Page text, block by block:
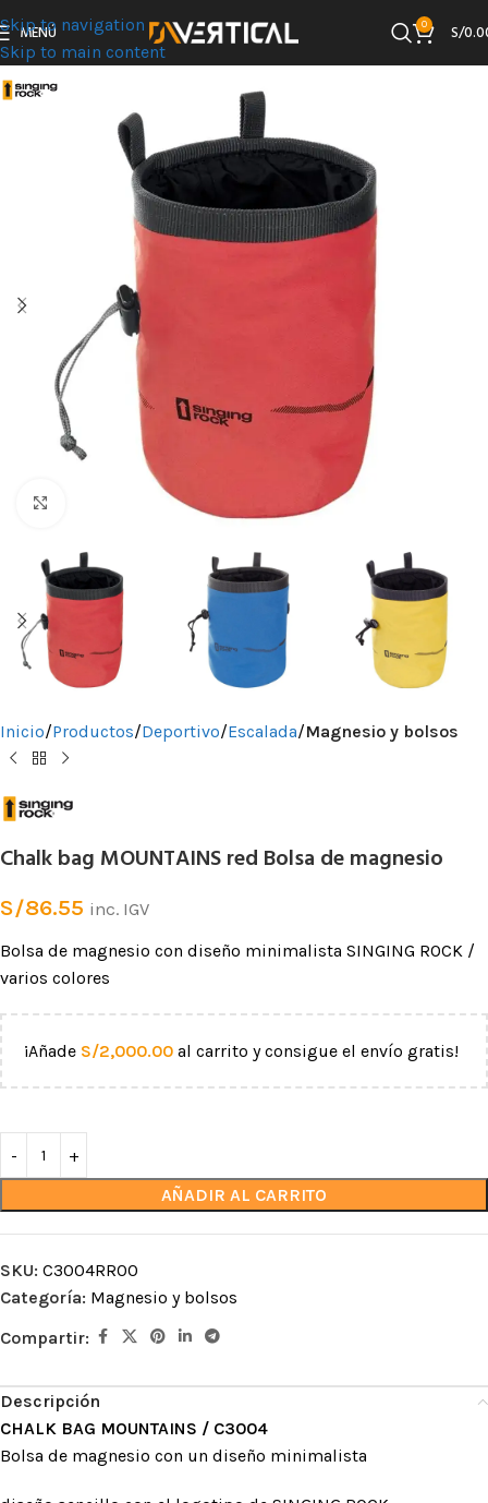
Skip to navigation
Skip to main content
MENÚ 0 S/
Clic para ampliar
Inicio Productos Deportivo Escalada Magnesio y bolsos
Chalk bag MOUNTAINS red Bolsa de magnesio
S/86.55 inc. IGV
Bolsa de magnesio con diseño minimalista SINGING ROCK /
varios colores
¡Añade S/2,000.00 al carrito y consigue el envío gratis!
AÑADIR AL CARRITO
SKU: C3004RR00
Categoría: Magnesio y bolsos
Compartir:
Descripción
CHALK BAG MOUNTAINS / C3004
Bolsa de magnesio con un diseño minimalista